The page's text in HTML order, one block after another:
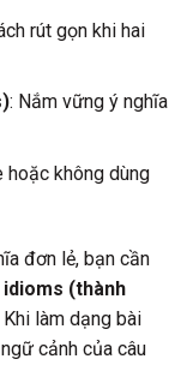
rút gọn khi hai
: Nắm vững ý nghĩa
hoặc không dùng
đơn lẻ, bạn cần
idioms (thành
Khi làm dạng bài
cảnh của câu